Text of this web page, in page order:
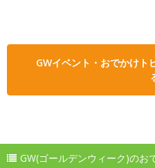
GWイベント・おでかけト
GW(ゴールデンウィーク)のお